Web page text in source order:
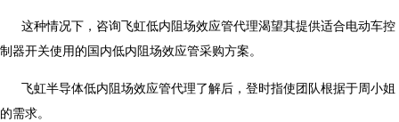
这种情况下，咨询飞虹低内阻场效应管代理渴望其提供适合电动车控
制器开关使用的国内低内阻场效应管采购方案。
飞虹半导体低内阻场效应管代理了解后，登时指使团队根据于周小姐
的需求。